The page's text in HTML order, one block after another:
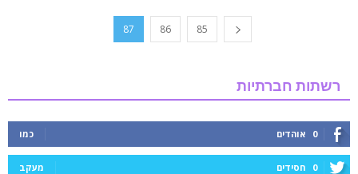
85
86
87
רשתות חברתיות
0 אוהדים כמו
0 חסידים מעקב